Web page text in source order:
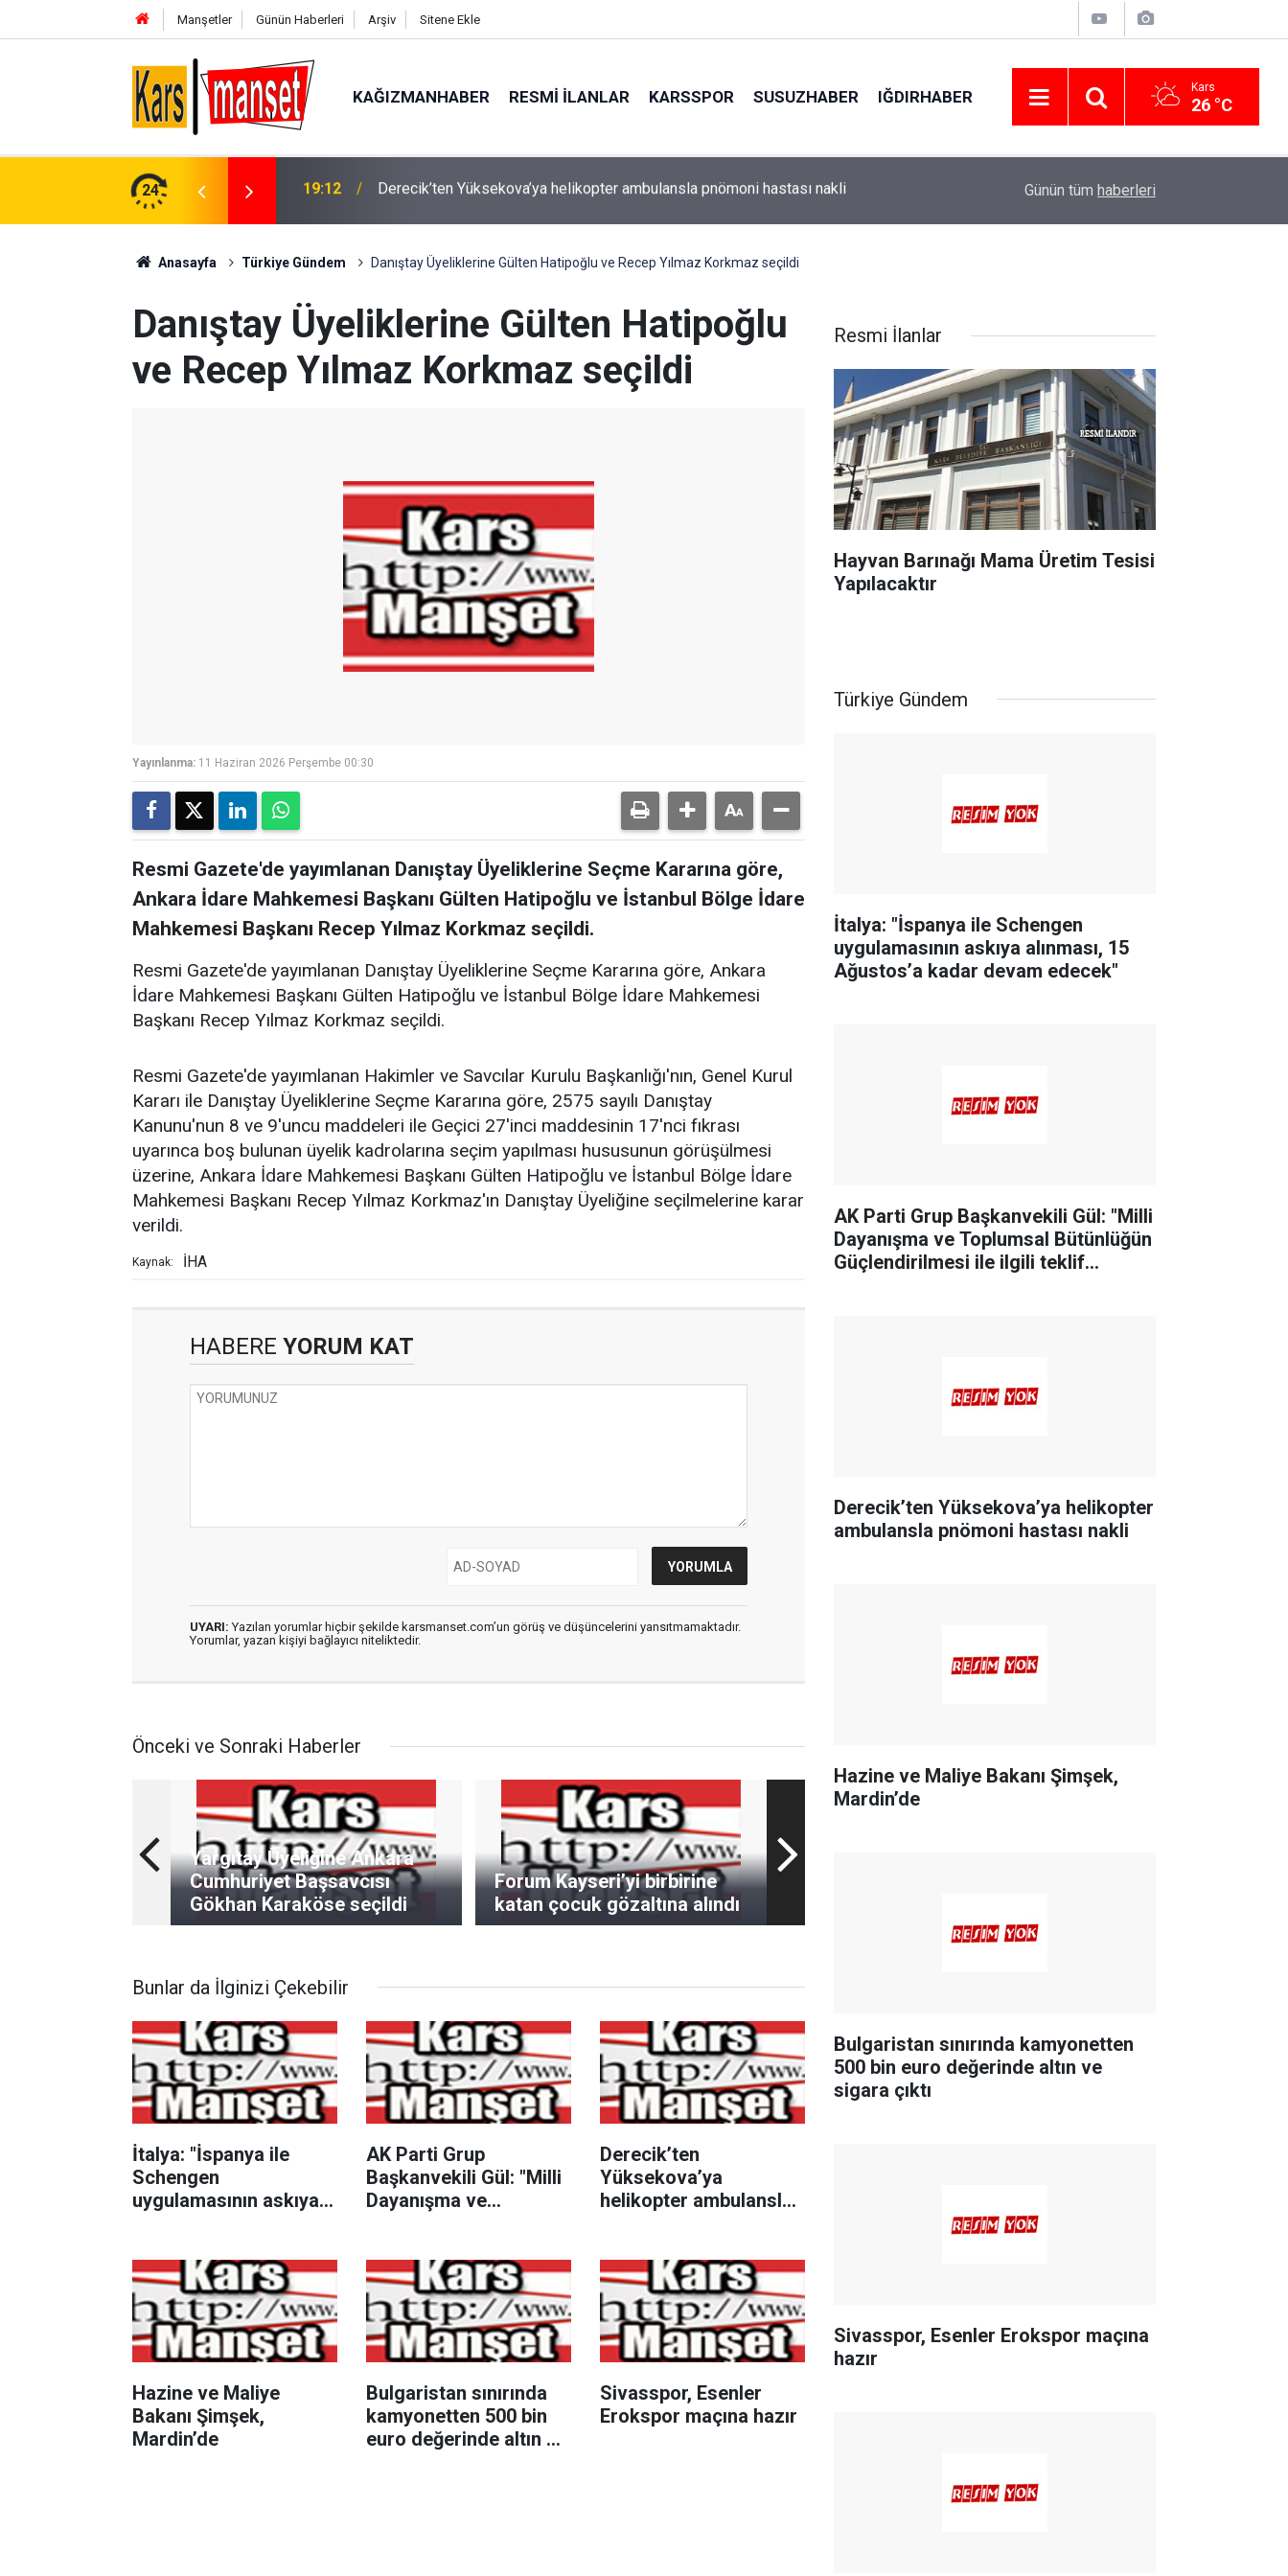
Manşetler Günün Haberleri Arşiv Sitene Ekle
KAĞIZMANHABER RESMI İLANLAR KARSSPOR SUSUZHABER IĞDIRHABER Kars
26 °C
24
ambulansla pnömoni hastası nakli 19:12 Hazine ve Maliye Bakanı Şimşek, Mardin’de Bulgaristan sınırında kamyonetten 500 bin
Günün tüm haberleri
Anasayfa Türkiye Gündem Danıştay Üyeliklerine Gülten Hatipoğlu ve Recep Yılmaz Korkmaz seçildi
Danıştay Üyeliklerine Gülten Hatipoğlu
ve Recep Yılmaz Korkmaz seçildi
Yayınlanma: 11 Haziran 2026 Perşembe 00:30
Resmi Gazete'de yayımlanan Danıştay Üyeliklerine Seçme Kararına göre,
Ankara İdare Mahkemesi Başkanı Gülten Hatipoğlu ve İstanbul Bölge İdare
Mahkemesi Başkanı Recep Yılmaz Korkmaz seçildi.
Resmi Gazete'de yayımlanan Danıştay Üyeliklerine Seçme Kararına göre, Ankara
İdare Mahkemesi Başkanı Gülten Hatipoğlu ve İstanbul Bölge İdare Mahkemesi
Başkanı Recep Yılmaz Korkmaz seçildi.
Resmi Gazete'de yayımlanan Hakimler ve Savcılar Kurulu Başkanlığı'nın, Genel Kurul
Kararı ile Danıştay Üyeliklerine Seçme Kararına göre, 2575 sayılı Danıştay
Kanunu'nun 8 ve 9'uncu maddeleri ile Geçici 27'inci maddesinin 17'nci fıkrası
uyarınca boş bulunan üyelik kadrolarına seçim yapılması hususunun görüşülmesi
üzerine, Ankara İdare Mahkemesi Başkanı Gülten Hatipoğlu ve İstanbul Bölge İdare
Mahkemesi Başkanı Recep Yılmaz Korkmaz'ın Danıştay Üyeliğine seçilmelerine karar
verildi.
Kaynak: İHA
HABERE YORUM KAT
UYARI: Yazılan yorumlar hiçbir şekilde karsmanset.com’un görüş ve düşüncelerini yansıtmamaktadır.
Yorumlar, yazan kişiyi bağlayıcı niteliktedir.
Önceki ve Sonraki Haberler
Yargıtay Üyeliğine Ankara
Cumhuriyet Başsavcısı
Gökhan Karaköse seçildi
Forum Kayseri’yi birbirine
katan çocuk gözaltına alındı
Bunlar da İlginizi Çekebilir
İtalya: "İspanya ile
Schengen
uygulamasının askıya
AK Parti Grup
Başkanvekili Gül: "Milli
Dayanışma ve
teklif milletimizin
teklifidir"
Derecik’ten
Yüksekova’ya
helikopter ambulansla
Hazine ve Maliye
Bakanı Şimşek,
Mardin’de
Bulgaristan sınırında
kamyonetten 500 bin
euro değerinde altın ve
Sivasspor, Esenler
Erokspor maçına hazır
Resmi İlanlar
Hayvan Barınağı Mama Üretim Tesisi
Yapılacaktır
Türkiye Gündem
İtalya: "İspanya ile Schengen
uygulamasının askıya alınması, 15
Ağustos’a kadar devam edecek"
AK Parti Grup Başkanvekili Gül: "Milli
Dayanışma ve Toplumsal Bütünlüğün
Güçlendirilmesi ile ilgili teklif
Derecik’ten Yüksekova’ya helikopter
ambulansla pnömoni hastası nakli
Hazine ve Maliye Bakanı Şimşek,
Mardin’de
Bulgaristan sınırında kamyonetten
500 bin euro değerinde altın ve
sigara çıktı
Sivasspor, Esenler Erokspor maçına
hazır